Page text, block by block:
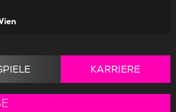
KARRIERE